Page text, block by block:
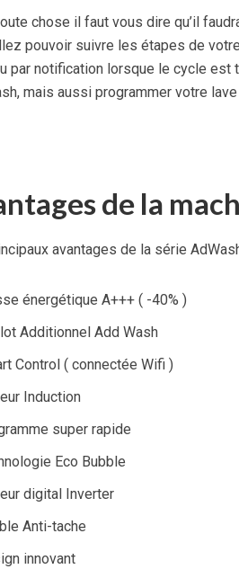
chose il faut vous dire qu’il
pouvoir suivre les étapes de
par notification lorsque le cycle est
mais aussi programmer votre
de la
avantages de la série
énergétique A+++ ( -40% )
Additionnel Add Wash
Control ( connectée Wifi )
Induction
super rapide
Eco Bubble
digital Inverter
Anti-tache
innovant